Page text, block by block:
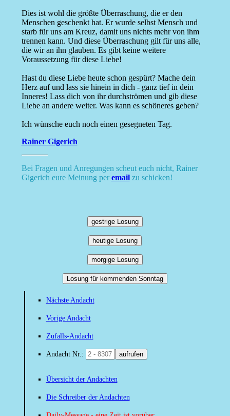
Dies ist wohl die größte Überraschung, die er den
Menschen geschenkt hat. Er wurde selbst Mensch und
starb für uns am Kreuz, damit uns nichts mehr von ihm
trennen kann. Und diese Überraschung gilt für uns alle,
die wir an ihn glauben. Es gibt keine weitere
Voraussetzung für diese Liebe!
Hast du diese Liebe heute schon gespürt? Mache dein
Herz auf und lass sie hinein in dich - ganz tief in dein
Inneres! Lass dich von ihr durchströmen und gib diese
Liebe an andere weiter. Was kann es schöneres geben?
Ich wünsche euch noch einen gesegneten Tag.
Rainer Gigerich
Bei Fragen und Anregungen scheut euch nicht, Rainer
Gigerich eure Meinung peremailzu schicken!
gestrige Losung
heutige Losung
morgige Losung
Losung für kommenden Sonntag
Nächste Andacht
Vorige Andacht
Zufalls-Andacht
Andacht Nr.: aufrufen
Übersicht der Andachten
Die Schreiber der Andachten